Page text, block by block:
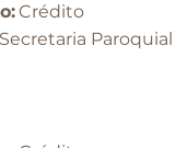
Secretaria Paroquial
Crédito